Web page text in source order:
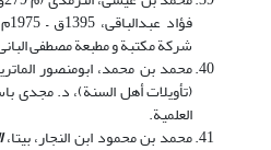
فؤاد عبدالباقی، 1395ق – 1975م،
شرکة مکتبة و مطبعة مصطفی
محمد بن محمد، ابومنصور الماتریدی،
(تأویلات أهل السنة)، د. مجدی
العلمیة.
محمد بن محمود ابن النجار، بی‎تا،